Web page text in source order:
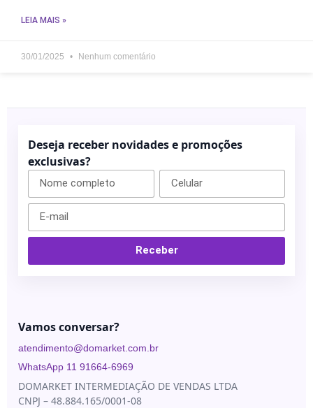
LEIA MAIS »
30/01/2025 Nenhum comentário
Deseja receber novidades e promoções
exclusivas?
Receber
Vamos conversar?
atendimento@domarket.com.br
WhatsApp 11 91664-6969
DOMARKET INTERMEDIAÇÃO DE VENDAS LTDA
CNPJ – 48.884.165/0001-08